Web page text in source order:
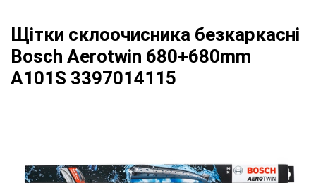
Щітки склоочисника безкаркасні
Bosch Aerotwin 680+680mm
A101S 3397014115